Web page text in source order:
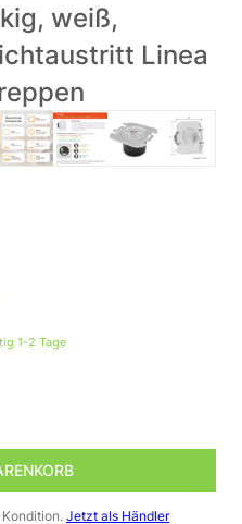
weiß,
Linea
1-2 Tage
68mm – eckig, weiß,
Jetzt als Händler